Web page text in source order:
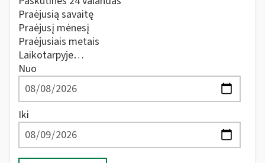
Praėjusią savaitę
Praėjusį mėnesį
Praėjusiais metais
Laikotarpyje…
Nuo
Iki